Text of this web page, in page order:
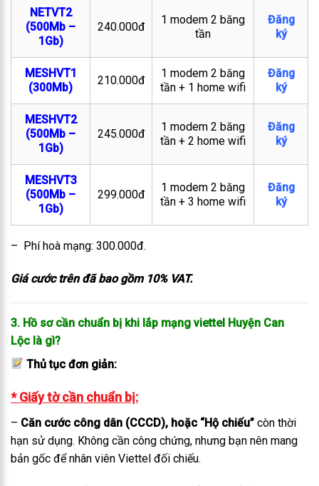
NETVT2
(500Mb –
1Gb)
240.000đ
1 modem 2 băng
tần
Đăng
ký
MESHVT1
(300Mb)
210.000đ
1 modem 2 băng
tần + 1 home wifi
Đăng
ký
MESHVT2
(500Mb –
1Gb)
245.000đ
1 modem 2 băng
tần + 2 home wifi
Đăng
ký
MESHVT3
(500Mb –
1Gb)
299.000đ
1 modem 2 băng
tần + 3 home wifi
Đăng
ký
– Phí hoà mạng: 300.000đ.
Giá cước trên đã bao gồm 10% VAT.
3. Hồ sơ cần chuẩn bị khi lắp mạng viettel Huyện Can
Lộc là gì?
Thủ tục đơn giản:
* Giấy tờ cần chuẩn bị:
– Căn cước công dân (CCCD), hoặc “Hộ chiếu” còn thời
hạn sử dụng. Không cần công chứng, nhưng bạn nên mang
bản gốc để nhân viên Viettel đối chiếu.